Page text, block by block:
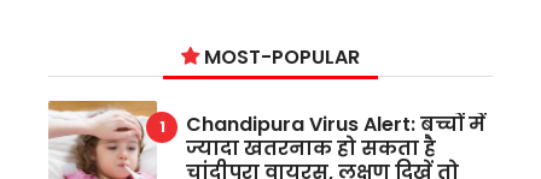
MOST-POPULAR
Chandipura Virus Alert: बच्चों में
ज्यादा खतरनाक हो सकता है
चांदीपुरा वायरस, लक्षण दिखें तो